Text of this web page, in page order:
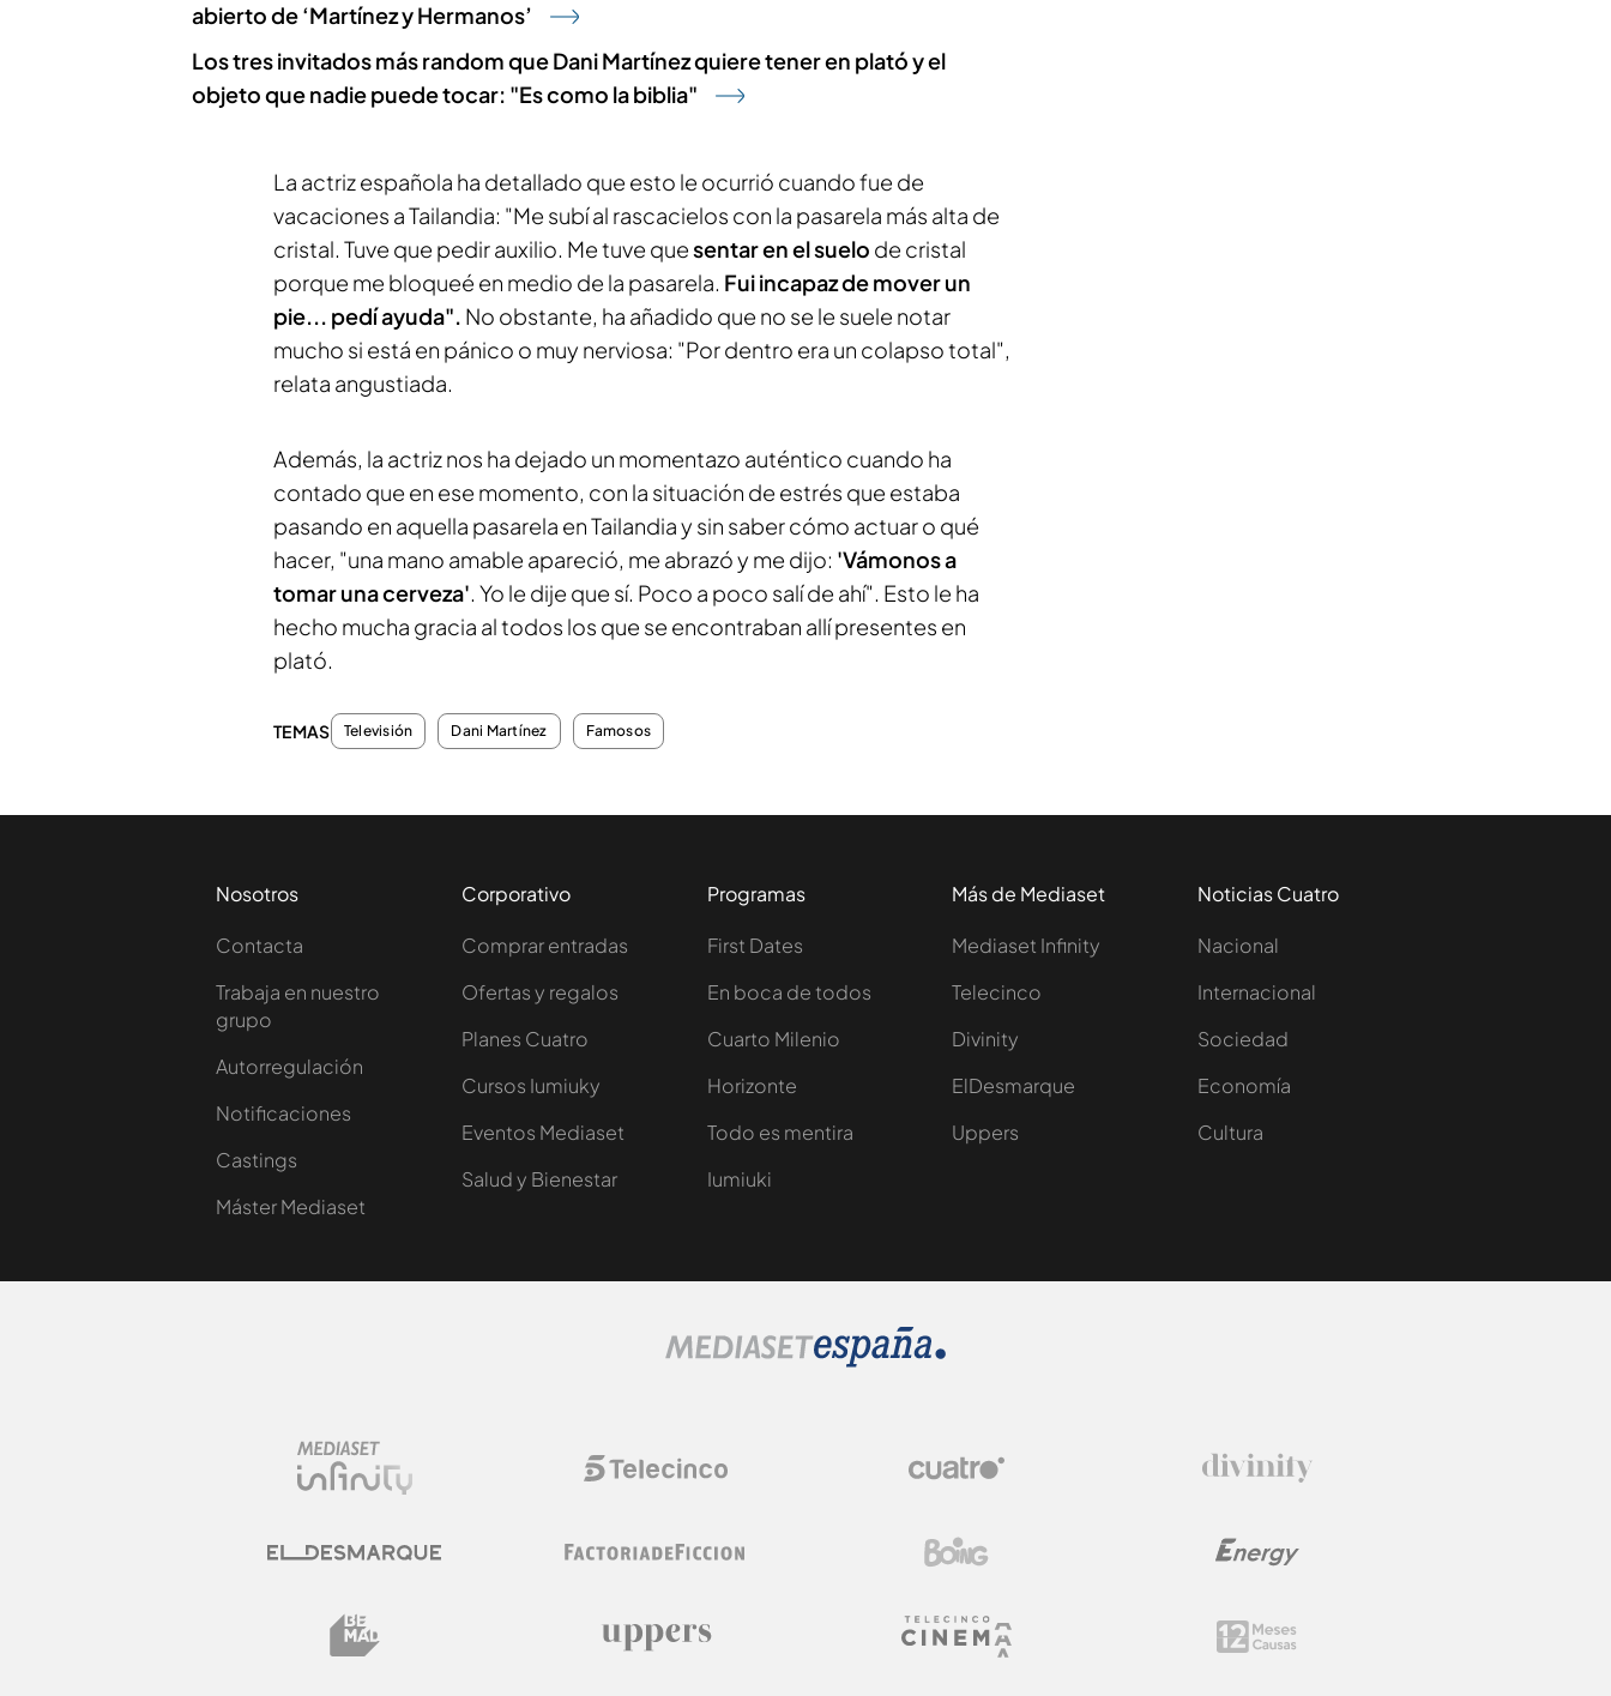
abierto de ‘Martínez y Hermanos’
Los tres invitados más random que Dani Martínez quiere tener en plató y el
objeto que nadie puede tocar: "Es como la biblia"
La actriz española ha detallado que esto le ocurrió cuando fue de
vacaciones a Tailandia: "Me subí al rascacielos con la pasarela más alta de
cristal. Tuve que pedir auxilio. Me tuve quesentar en el suelo de cristal
porque me bloqueé en medio de la pasarela. Fui incapaz de mover un
pie... pedí ayuda". No obstante, ha añadido que no se le suele notar
mucho si está en pánico o muy nerviosa: "Por dentro era un colapso total",
relata angustiada.
Además, la actriz nos ha dejado un momentazo auténtico cuando ha
contado que en ese momento, con la situación de estrés que estaba
pasando en aquella pasarela en Tailandia y sin saber cómo actuar o qué
hacer, "una mano amable apareció, me abrazó y me dijo: 'Vámonos a
tomar una cerveza'. Yo le dije que sí. Poco a poco salí de ahí". Esto le ha
hecho mucha gracia al todos los que se encontraban allí presentes en
plató.
TEMAS Televisión Dani Martínez Famosos
Nosotros
Contacta
Trabaja en nuestro
grupo
Autorregulación
Notificaciones
Castings
Máster Mediaset
Corporativo
Comprar entradas
Ofertas y regalos
Planes Cuatro
Cursos Iumiuky
Eventos Mediaset
Salud y Bienestar
Programas
First Dates
En boca de todos
Cuarto Milenio
Horizonte
Todo es mentira
Iumiuki
Más de Mediaset
Mediaset Infinity
Telecinco
Divinity
ElDesmarque
Uppers
Noticias Cuatro
Nacional
Internacional
Sociedad
Economía
Cultura